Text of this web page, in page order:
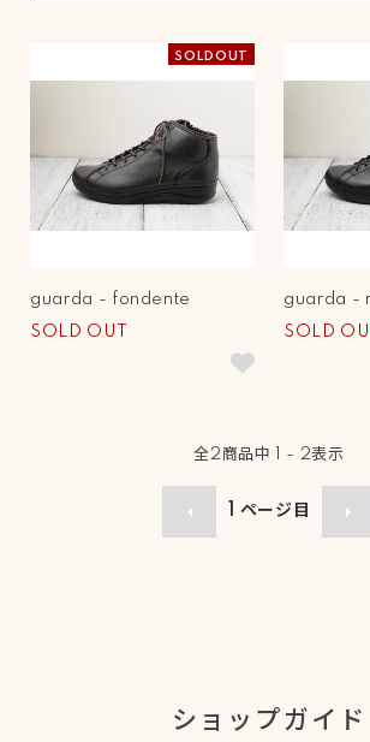
SOLDOUT
guarda - fondente
SOLD OUT
guarda -
SOLD
全2商品中 1 - 2表示
ページ目
ショップガイド